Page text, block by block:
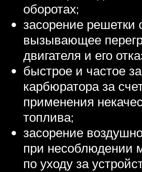
оборотах;
засорение решетки
вызывающее
двигателя и его
быстрое и частое
карбюратора за
применения
топлива;
засорение
при несоблюдении
по уходу за